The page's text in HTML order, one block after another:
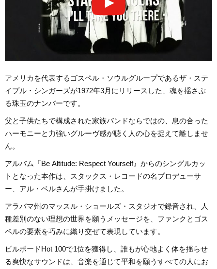
アメリカを代表するゴスペル・ソウルグループであるザ・ステ
イプル・シンガーズが1972年3月にリリースした、魂を揺さぶ
る珠玉のナンバーです。
父と子供たちで構成された家族バンドならではの、息の合った
ハーモニーと力強いグルーヴ感が聴く人の心を捉えて離しませ
ん。
アルバム『Be Altitude: Respect Yourself』からのシングルカッ
トとなった本作は、スタックス・レコードの名プロデューサ
ー、アル・ベルさんが手掛けました。
アラバマ州のマッスル・ショールズ・スタジオで録音され、人
種差別のない理想の世界を願うメッセージを、ファンクとゴス
ペルの要素を巧みに織り交ぜて表現しています。
ビルボードHot 100で1位を獲得し、誰もが心地よく体を揺らせ
る爽快なサウンドは、音楽を通じて平和を願うすべての人にお